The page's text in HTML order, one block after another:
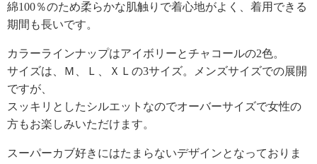
綿100％のため柔らかな肌触りで着心地がよく、着用できる
期間も長いです。
カラーラインナップはアイボリーとチャコールの2色。
サイズは、Ｍ、Ｌ、ＸＬの3サイズ。メンズサイズでの展開
ですが、
スッキリとしたシルエットなのでオーバーサイズで女性の
方もお楽しみいただけます。
スーパーカブ好きにはたまらないデザインとなっておりま